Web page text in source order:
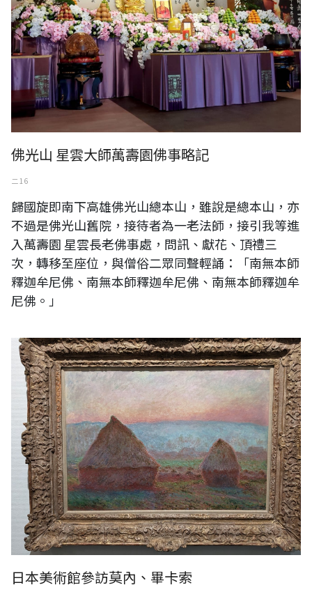
佛光山 星雲大師萬壽園佛事略記
二 16
歸國旋即南下高雄佛光山總本山，雖說是總本山，亦
不過是佛光山舊院，接待者為一老法師，接引我等進
入萬壽園 星雲長老佛事處，問訊、獻花、頂禮三
次，轉移至座位，與僧俗二眾同聲輕誦：「南無本師
釋迦牟尼佛、南無本師釋迦牟尼佛、南無本師釋迦牟
尼佛。」
克勞德·莫內 > 1888-89，埼玉縣立近代美術館
日本美術館參訪莫內、畢卡索